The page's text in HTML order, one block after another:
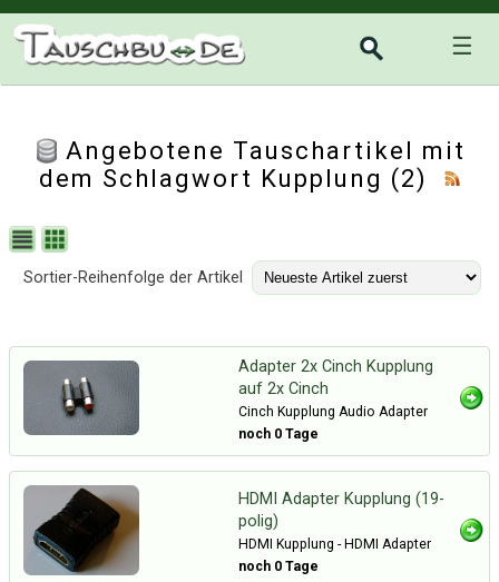
☰
Angebotene Tauschartikel mit
dem Schlagwort Kupplung (2)
Sortier-Reihenfolge der Artikel
Adapter 2x Cinch Kupplung
auf 2x Cinch
Cinch Kupplung Audio Adapter
noch 0 Tage
HDMI Adapter Kupplung (19-
polig)
HDMI Kupplung - HDMI Adapter
noch 0 Tage